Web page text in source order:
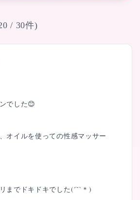
/ 30件)
でした😊
オイルを使っての性感マッサー
までドキドキでした(´˘`＊)